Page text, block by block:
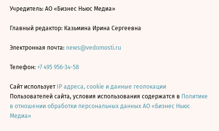
Учредитель: АО «Бизнес Ньюс Медиа»
Главный редактор: Казьмина Ирина Сергеевна
Электронная почта: news@vedomosti.ru
Телефон: +7 495 956-34-58
Сайт использует IP адреса, cookie и данные геолокации
Пользователей сайта, условия использования содержатся в Политике
в отношении обработки персональных данных АО «Бизнес Ньюс
Медиа»